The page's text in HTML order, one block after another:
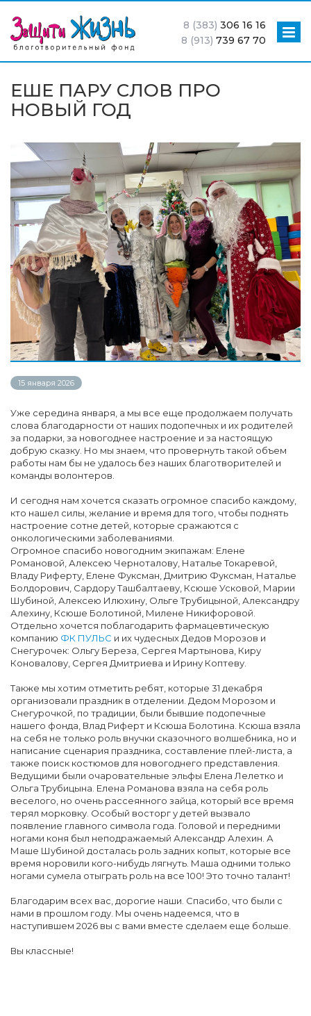
8 (383) 306 16 16
8 (913) 739 67 70
ЕШЕ ПАРУ СЛОВ ПРО
НОВЫЙ ГОД
15 января 2026
Уже середина января, а мы все еще продолжаем получать
слова благодарности от наших подопечных и их родителей
за подарки, за новогоднее настроение и за настоящую
добрую сказку. Но мы знаем, что провернуть такой объем
работы нам бы не удалось без наших благотворителей и
команды волонтеров.
И сегодня нам хочется сказать огромное спасибо каждому,
кто нашел силы, желание и время для того, чтобы поднять
настроение сотне детей, которые сражаются с
онкологическими заболеваниями.
Огромное спасибо новогодним экипажам: Елене
Романовой, Алексею Черноталову, Наталье Токаревой,
Владу Риферту, Елене Фуксман, Дмитрию Фуксман, Наталье
Болдорович, Сардору Ташбалтаеву, Ксюше Усковой, Марии
Шубиной, Алексею Илюхину, Ольге Трубицыной, Александру
Алехину, Ксюше Болотиной, Милене Никифоровой.
Отдельно хочется поблагодарить фармацевтическую
компанию ФК ПУЛЬС и их чудесных Дедов Морозов и
Снегурочек: Ольгу Береза, Сергея Мартынова, Киру
Коновалову, Сергея Дмитриева и Ирину Коптеву.
Также мы хотим отметить ребят, которые 31 декабря
организовали праздник в отделении. Дедом Морозом и
Снегурочкой, по традиции, были бывшие подопечные
нашего фонда, Влад Риферт и Ксюша Болотина. Ксюша взяла
на себя не только роль внучки сказочного волшебника, но и
написание сценария праздника, составление плей-листа, а
также поиск костюмов для новогоднего представления.
Ведущими были очаровательные эльфы Елена Лелетко и
Ольга Трубицына. Елена Романова взяла на себя роль
веселого, но очень рассеянного зайца, который все время
терял морковку. Особый восторг у детей вызвало
появление главного символа года. Головой и передними
ногами коня был неподражаемый Александр Алехин. А
Маше Шубиной досталась роль задних копыт, которые все
время норовили кого-нибудь лягнуть. Маша одними только
ногами сумела отыграть роль на все 100! Это точно талант!
Благодарим всех вас, дорогие наши. Спасибо, что были с
нами в прошлом году. Мы очень надеемся, что в
наступившем 2026 вы с вами вместе сделаем еще больше.
Вы классные!